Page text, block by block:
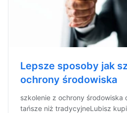
Lepsze sposoby jak
ochrony środowiska
szkolenie z ochrony środowiska
tańsze niż tradycyjneLubisz